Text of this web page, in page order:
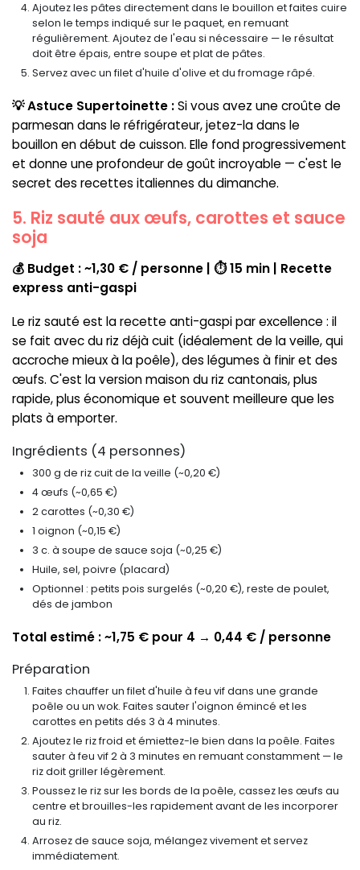
Ajoutez les pâtes directement dans le bouillon et faites cuire
selon le temps indiqué sur le paquet, en remuant
régulièrement. Ajoutez de l'eau si nécessaire — le résultat
doit être épais, entre soupe et plat de pâtes.
Servez avec un filet d'huile d'olive et du fromage râpé.
💡 Astuce Supertoinette :Si vous avez une croûte de
parmesan dans le réfrigérateur, jetez-la dans le
bouillon en début de cuisson. Elle fond progressivement
et donne une profondeur de goût incroyable — c'est le
secret des recettes italiennes du dimanche.
5. Riz sauté aux œufs, carottes et sauce
soja
💰 Budget : ~1,30 € / personne | ⏱ 15 min | Recette
express anti-gaspi
Le riz sauté est la recette anti-gaspi par excellence : il
se fait avec du riz déjà cuit (idéalement de la veille, qui
accroche mieux à la poêle), des légumes à finir et des
œufs. C'est la version maison du riz cantonais, plus
rapide, plus économique et souvent meilleure que les
plats à emporter.
Ingrédients (4 personnes)
300 g de riz cuit de la veille (~0,20 €)
4 œufs (~0,65 €)
2 carottes (~0,30 €)
1 oignon (~0,15 €)
3 c. à soupe de sauce soja (~0,25 €)
Huile, sel, poivre (placard)
Optionnel : petits pois surgelés (~0,20 €), reste de poulet,
dés de jambon
Total estimé : ~1,75 € pour 4 → 0,44 € / personne
Préparation
Faites chauffer un filet d'huile à feu vif dans une grande
poêle ou un wok. Faites sauter l'oignon émincé et les
carottes en petits dés 3 à 4 minutes.
Ajoutez le riz froid et émiettez-le bien dans la poêle. Faites
sauter à feu vif 2 à 3 minutes en remuant constamment — le
riz doit griller légèrement.
Poussez le riz sur les bords de la poêle, cassez les œufs au
centre et brouilles-les rapidement avant de les incorporer
au riz.
Arrosez de sauce soja, mélangez vivement et servez
immédiatement.